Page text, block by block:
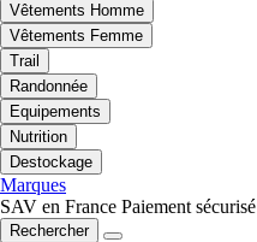
Vêtements Homme
Vêtements Femme
Trail
Randonnée
Equipements
Nutrition
Destockage
Marques
SAV en France Paiement sécurisé
Rechercher